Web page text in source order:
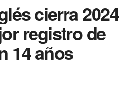
cierra 2024
registro de
14 años